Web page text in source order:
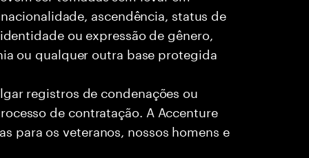
ascendência, status de
ou expressão de gênero,
ou qualquer outra base protegida
registros de condenações ou
de contratação. A Accenture
para os veteranos, nossos homens e